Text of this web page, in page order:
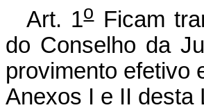
Art. 1oFicam
do Conselho da
provimento efetivo
Anexos I e II desta